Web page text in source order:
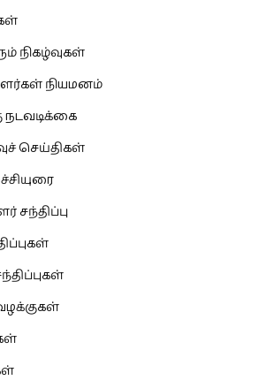
நிகழ்வுகள்
நியமனம்
நடவடிக்கை
செய்திகள்
சந்திப்பு